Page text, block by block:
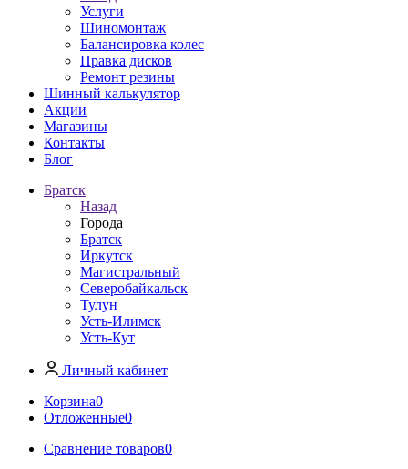
Услуги
Шиномонтаж
Балансировка колес
Правка дисков
Ремонт резины
Шинный калькулятор
Акции
Магазины
Контакты
Блог
Братск
Назад
Города
Братск
Иркутск
Магистральный
Северобайкальск
Тулун
Усть-Илимск
Усть-Кут
Личный кабинет
Корзина0
Отложенные0
Сравнение товаров0